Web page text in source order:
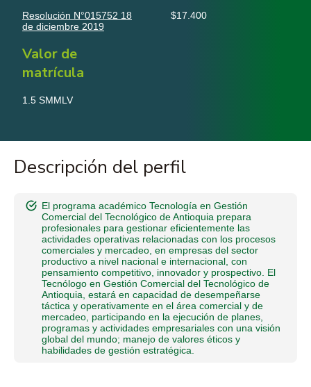
Resolución N°015752 18
de diciembre 2019
$17.400
Valor de
matrícula
1.5 SMMLV
Descripción del perfil
El programa académico Tecnología en Gestión
Comercial del Tecnológico de Antioquia prepara
profesionales para gestionar eficientemente las
actividades operativas relacionadas con los procesos
comerciales y mercadeo, en empresas del sector
productivo a nivel nacional e internacional, con
pensamiento competitivo, innovador y prospectivo. El
Tecnólogo en Gestión Comercial del Tecnológico de
Antioquia, estará en capacidad de desempeñarse
táctica y operativamente en el área comercial y de
mercadeo, participando en la ejecución de planes,
programas y actividades empresariales con una visión
global del mundo; manejo de valores éticos y
habilidades de gestión estratégica.